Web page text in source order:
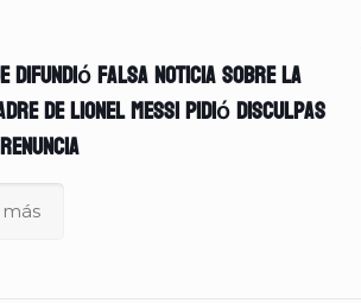
difundió falsa noticia sobre la
de Lionel Messi pidió disculpas